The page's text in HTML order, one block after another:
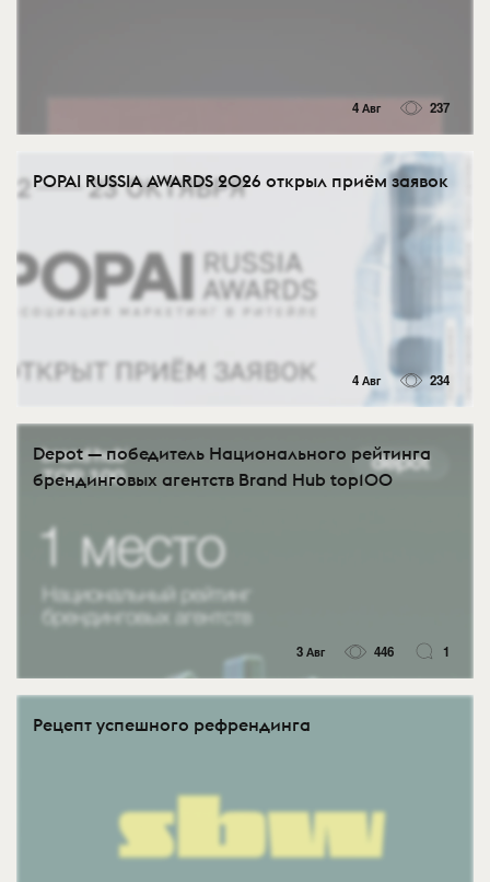
4 Авг 237
POPAI RUSSIA AWARDS 2026 открыл приём заявок
4 Авг 234
Depot — победитель Национального рейтинга
брендинговых агентств Brand Hub top100
3 Авг 446 1
Рецепт успешного рефрендинга